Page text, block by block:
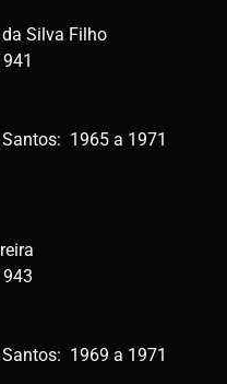
Silva Filho
1965 a 1971
1969 a 1971